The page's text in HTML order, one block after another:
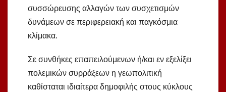
συσσώρευσης αλλαγών των συσχετισμών
δυνάμεων σε περιφερειακή και παγκόσμια
κλίμακα.
Σε συνθήκες επαπειλούμενων ή/και εν εξελίξει
πολεμικών συρράξεων η γεωπολιτική
καθίσταται ιδιαίτερα δημοφιλής στους κύκλους